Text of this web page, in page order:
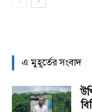
এ মুহূর্তের সংবাদ